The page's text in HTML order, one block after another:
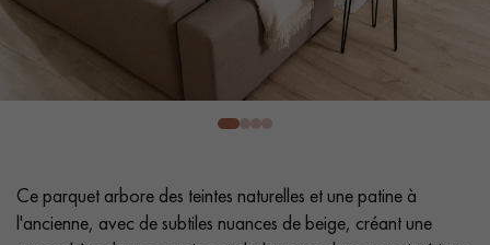
PARQUET EN CHÊNE
Nos conseillers sont disponibles au
28 79 01 41
Ce parquet arbore des teintes naturelles et une patine à
l'ancienne, avec de subtiles nuances de beige, créant une